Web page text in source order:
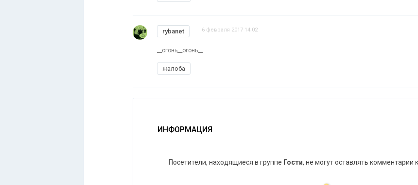
rybanet 6 февраля 2017 14:02
__огонь__огонь__
жалоба
ИНФОРМАЦИЯ
Посетители, находящиеся в группе Гости, не могут оставлять комментарии